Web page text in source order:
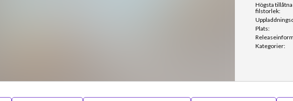
Högsta tillåtna
filstorlek:
Plats:
Kategorier: